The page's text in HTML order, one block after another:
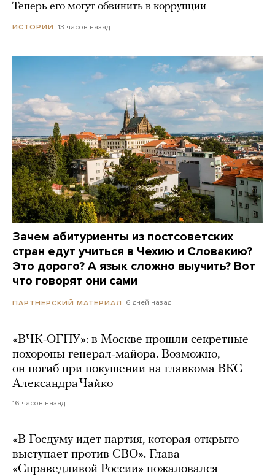
Теперь его могут обвинить в коррупции
ИСТОРИИ 13 часов назад
Зачем абитуриенты из постсоветских
стран едут учиться в Чехию и Словакию?
Это дорого? А язык сложно выучить? Вот
что говорят они сами
ПАРТНЕРСКИЙ МАТЕРИАЛ 6 дней назад
«ВЧК-ОГПУ»: в Москве прошли секретные
похороны генерал-майора. Возможно,
он погиб при покушении на главкома ВКС
Александра Чайко
16 часов назад
«В Госдуму идет партия, которая открыто
выступает против СВО». Глава
«Справедливой России» пожаловался